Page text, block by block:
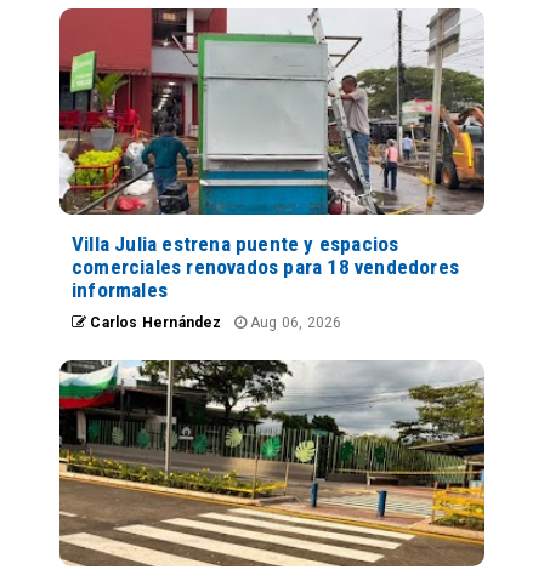
Villa Julia estrena puente y espacios
comerciales renovados para 18 vendedores
informales
Carlos Hernández Aug 06, 2026